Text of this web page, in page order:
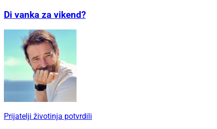
Di vanka za vikend?
Prijatelji životinja potvrdili